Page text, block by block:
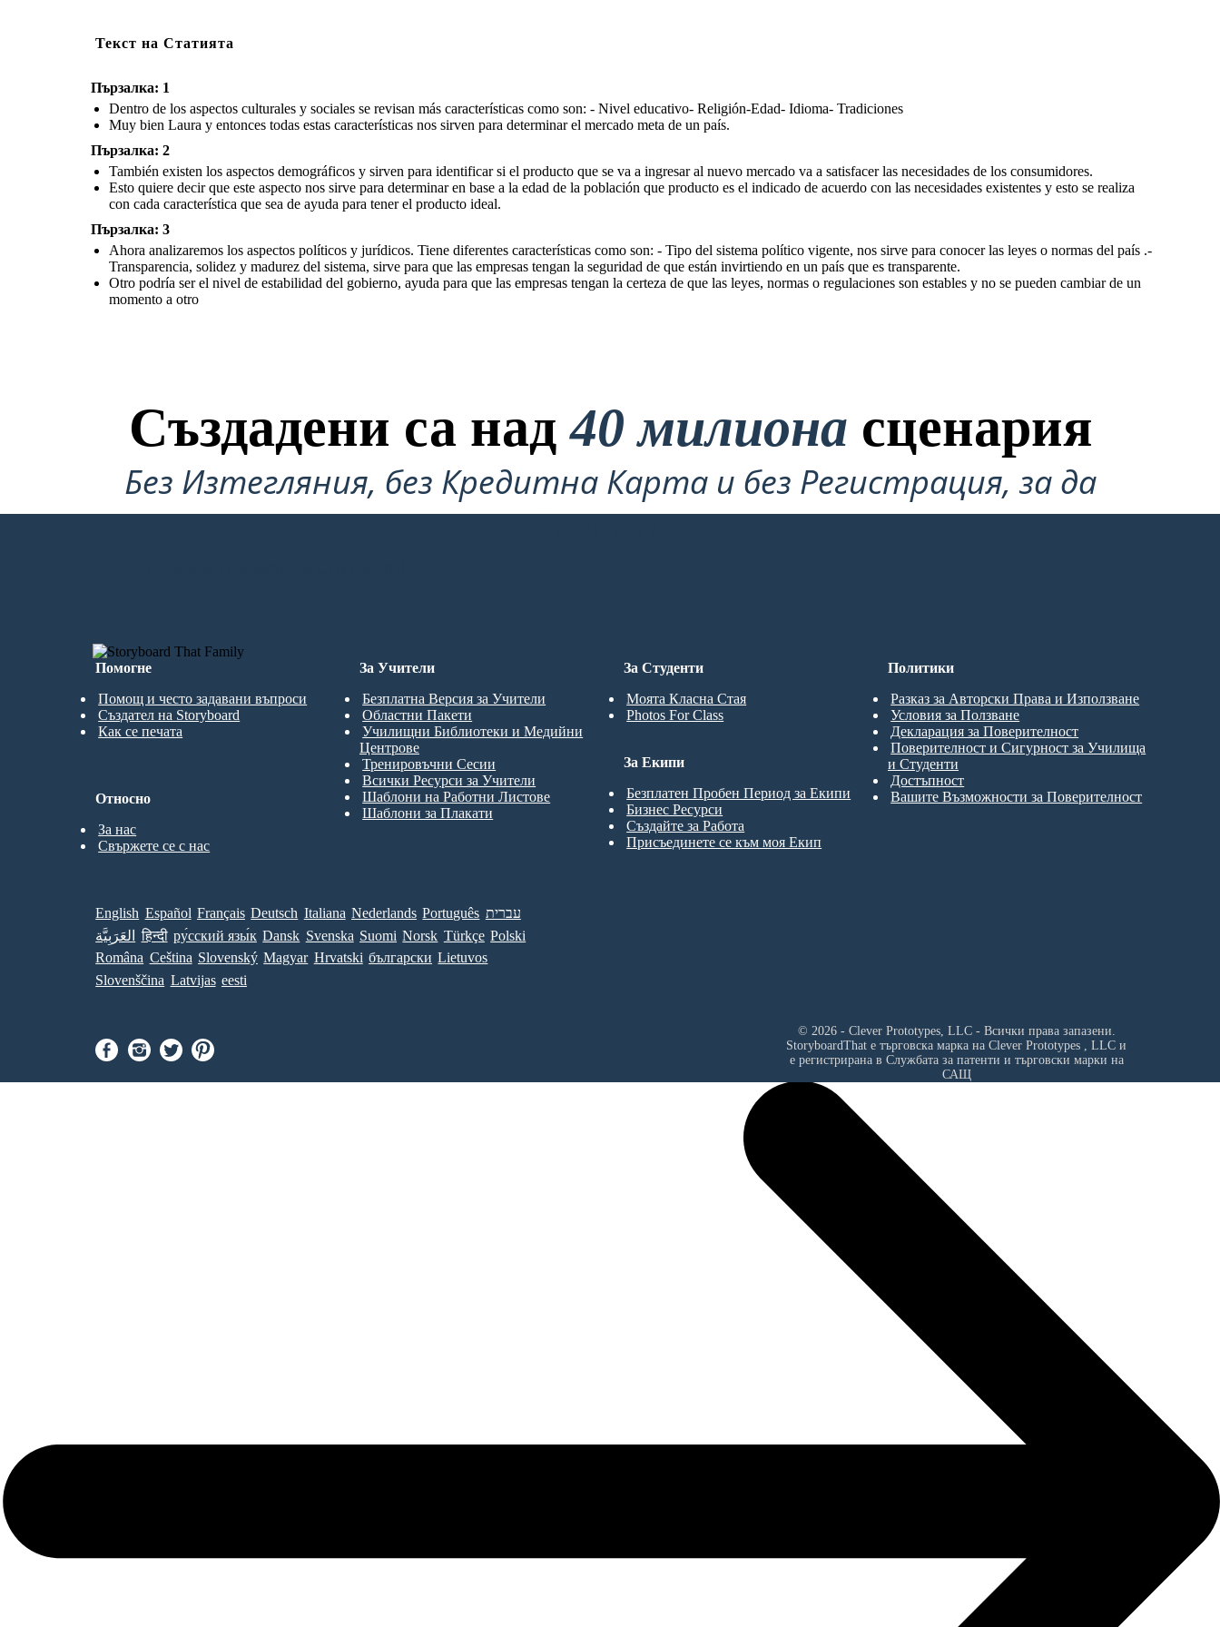
Текст на Статията
Пързалка: 1
Dentro de los aspectos culturales y sociales se revisan más características como son: - Nivel educativo- Religión-Edad- Idioma- Tradiciones
Muy bien Laura y entonces todas estas características nos sirven para determinar el mercado meta de un país.
Пързалка: 2
También existen los aspectos demográficos y sirven para identificar si el producto que se va a ingresar al nuevo mercado va a satisfacer las necesidades de los consumidores.
Esto quiere decir que este aspecto nos sirve para determinar en base a la edad de la población que producto es el indicado de acuerdo con las necesidades existentes y esto se realiza
con cada característica que sea de ayuda para tener el producto ideal.
Пързалка: 3
Ahora analizaremos los aspectos políticos y jurídicos. Tiene diferentes características como son: - Tipo del sistema político vigente, nos sirve para conocer las leyes o normas del país .-
Transparencia, solidez y madurez del sistema, sirve para que las empresas tengan la seguridad de que están invirtiendo en un país que es transparente.
Otro podría ser el nivel de estabilidad del gobierno, ayuda para que las empresas tengan la certeza de que las leyes, normas o regulaciones son estables y no se pueden cambiar de un
momento a otro
Създадени са над40 милиона сценария
Без Изтегляния, без Кредитна Карта и без Регистрация, за да
Опитате!
Помогне
Помощ и често задавани въпроси
Създател на Storyboard
Как се печата
За Студенти
Моята Класна Стая
Photos For Class
За Учители
Безплатна Версия за Учители
Областни Пакети
Училищни Библиотеки и Медийни
Центрове
Тренировъчни Сесии
Всички Ресурси за Учители
Шаблони на Работни Листове
Шаблони за Плакати
За Екипи
Безплатен Пробен Период за Екипи
Бизнес Ресурси
Създайте за Работа
Присъединете се към моя Екип
Относно
За нас
Свържете се с нас
Политики
Разказ за Авторски Права и Използване
Условия за Ползване
Декларация за Поверителност
Поверителност и Сигурност за Училища
и Студенти
Достъпност
Вашите Възможности за Поверителност
English Español Français Deutsch Italiana Nederlands Português עברית
العَرَبِيَّة
हिन्दी ру́сский язы́к Dansk Svenska Suomi Norsk Türkçe Polski
Româna Ceština Slovenský Magyar Hrvatski български Lietuvos
Slovenščina Latvijas eesti
© 2026 - Clever Prototypes, LLC - Всички права запазени.
StoryboardThat е търговска марка на Clever Prototypes , LLC и
е регистрирана в Службата за патенти и търговски марки на
САЩ